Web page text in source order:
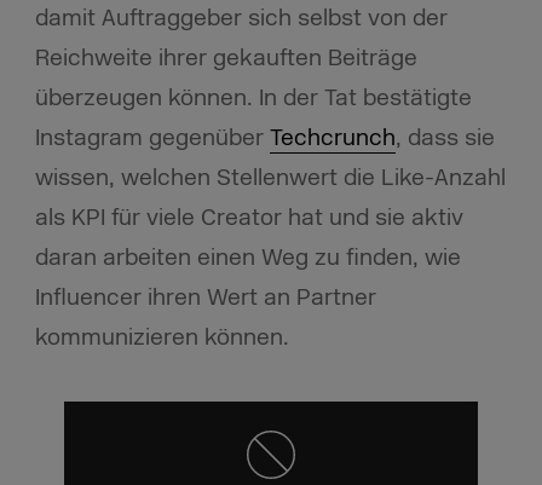
damit Auftraggeber sich selbst von der
Reichweite ihrer gekauften Beiträge
überzeugen können. In der Tat bestätigte
Instagram gegenüber Techcrunch, dass sie
wissen, welchen Stellenwert die Like-Anzahl
als KPI für viele Creator hat und sie aktiv
daran arbeiten einen Weg zu finden, wie
Influencer ihren Wert an Partner
kommunizieren können.